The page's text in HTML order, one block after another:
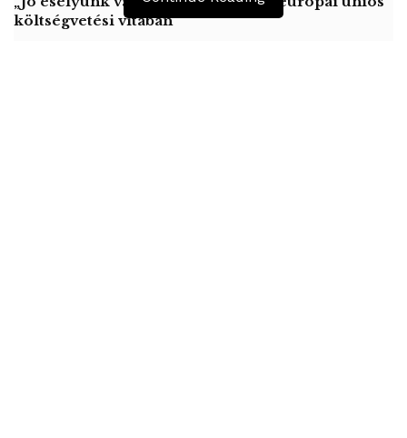
költségvetési vitában